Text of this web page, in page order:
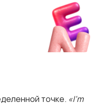
Hello World
точке. «I'm